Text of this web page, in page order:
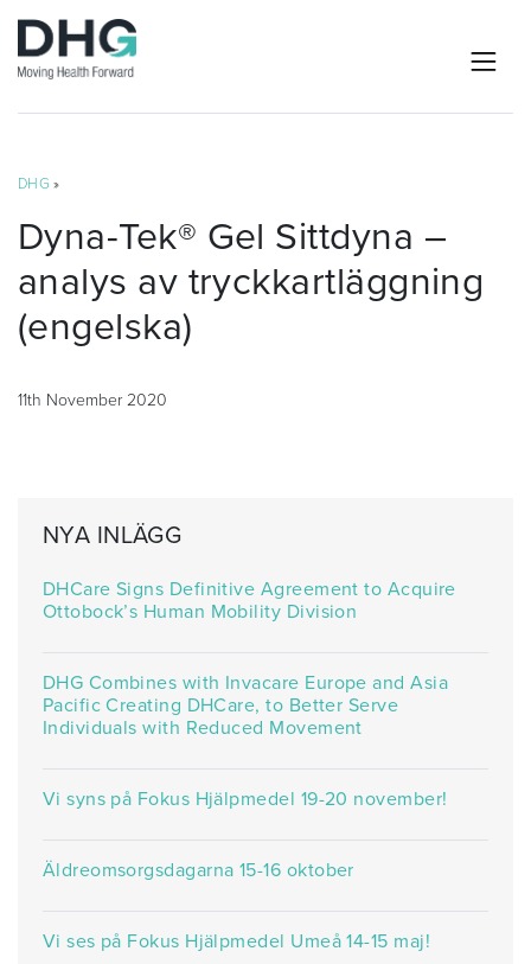
DHG »
Dyna-Tek® Gel Sittdyna –
analys av tryckkartläggning
(engelska)
11th November 2020
NYA INLÄGG
DHCare Signs Definitive Agreement to Acquire
Ottobock’s Human Mobility Division
DHG Combines with Invacare Europe and Asia
Pacific Creating DHCare, to Better Serve
Individuals with Reduced Movement
Vi syns på Fokus Hjälpmedel 19-20 november!
Äldreomsorgsdagarna 15-16 oktober
Vi ses på Fokus Hjälpmedel Umeå 14-15 maj!